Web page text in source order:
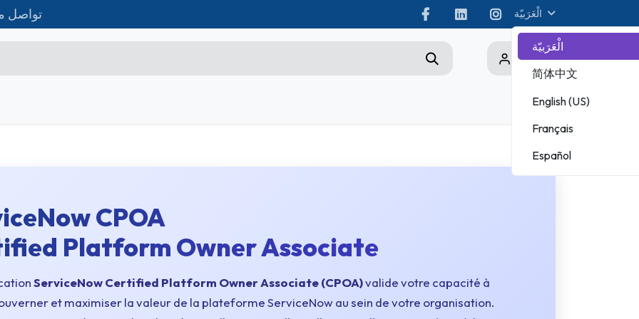
تواصل الْعَرَبيّة
الْعَرَبيّة
简体中文
English (US)
Français
Español
0
Power Bi
Création d'entreprise
Création de Site
Webmarketing & Réseaux
MICROSOFT
CPOA
Platform Owner Associate
ServiceNow Certified Platform Owner Associate (CPOA)valide votre capacité à
et maximiser la valeur de la plateforme ServiceNow au sein de votre organisation.